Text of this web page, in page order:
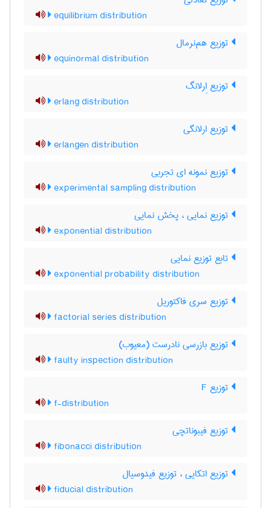
equilibrium distribution
توزیع هم‌نرمال
equinormal distribution
توزیع اِرلانگ
erlang distribution
توزیع ارلانگی
erlangen distribution
توزیع نمونه ای تجربی
experimental sampling distribution
توزیع نمایی ، پخش نمایی
exponential distribution
تابع توزیع نمایی
exponential probability distribution
توزیع سری فاکتوریل
factorial series distribution
توزیع بازرسی نادرست (معیوب)
faulty inspection distribution
توزیع F
f-distribution
توزیع فیبوناتچی
fibonacci distribution
توزیع اتکایی ، توزیع فیدوسیال
fiducial distribution